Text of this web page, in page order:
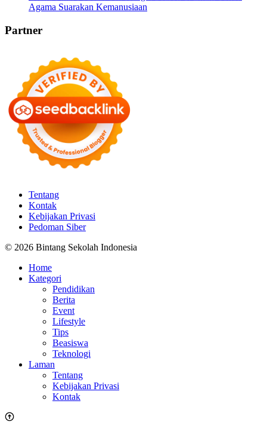
Agama Suarakan Kemanusiaan
Partner
Tentang
Kontak
Kebijakan Privasi
Pedoman Siber
© 2026 Bintang Sekolah Indonesia
Home
Kategori
Pendidikan
Berita
Event
Lifestyle
Tips
Beasiswa
Teknologi
Laman
Tentang
Kebijakan Privasi
Kontak